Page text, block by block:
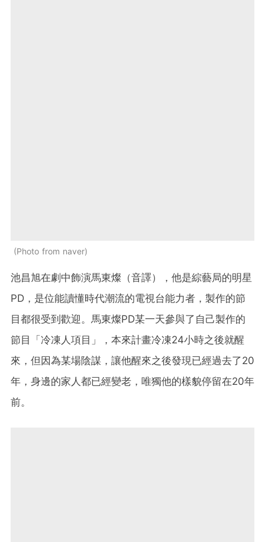
Photo from naver
池昌旭在劇中飾演馬東燦（音譯），他是綜藝局的明星
PD，是位能讀懂時代潮流的電視台能力者，製作的節
目都很受到歡迎。馬東燦PD某一天參與了自己製作的
節目「冷凍人項目」，本來計畫冷凍24小時之後就醒
來，但因為某場陰謀，讓他醒來之後發現已經過去了20
年，身邊的家人都已經變老，唯獨他的樣貌停留在20年
前。